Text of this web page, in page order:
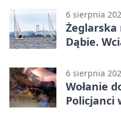
6 sierpnia
Żeglarska
Dąbie.
6 sierpnia
Wołanie
Policjanci